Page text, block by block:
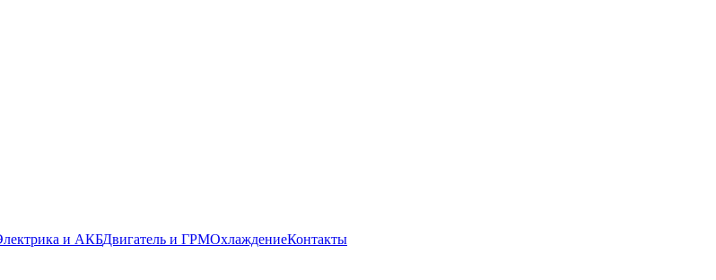
и АКБДвигатель и ГРМОхлаждениеКонтакты